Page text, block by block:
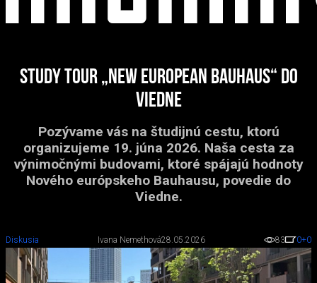
Study tour „New European Bauhaus“ do
Viedne
Pozývame vás na študijnú cestu, ktorú
organizujeme 19. júna 2026. Naša cesta za
výnimočnými budovami, ktoré spájajú hodnoty
Nového európskeho Bauhausu, povedie do
Viedne.
Diskusia Ivana Nemethová28.05.2026 83 0+0